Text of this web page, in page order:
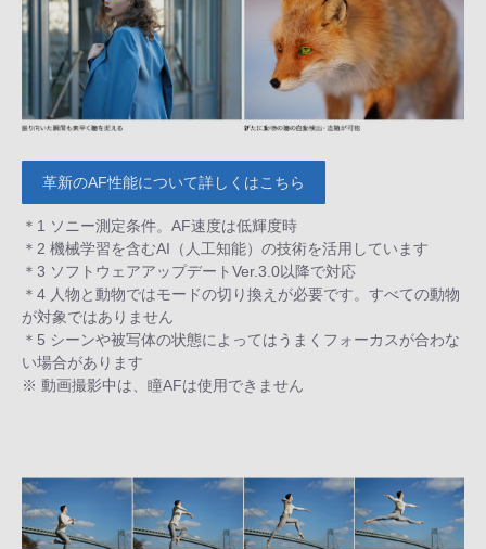
革新のAF性能について詳しくはこちら
＊1 ソニー測定条件。AF速度は低輝度時
＊2 機械学習を含むAI（人工知能）の技術を活用しています
＊3 ソフトウェアアップデートVer.3.0以降で対応
＊4 人物と動物ではモードの切り換えが必要です。すべての動物
が対象ではありません
＊5 シーンや被写体の状態によってはうまくフォーカスが合わな
い場合があります
※ 動画撮影中は、瞳AFは使用できません